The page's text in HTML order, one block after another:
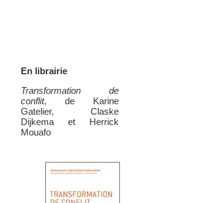
En librairie
Transformation de
conflit, de Karine
Gatelier, Claske
Dijkema et Herrick
Mouafo